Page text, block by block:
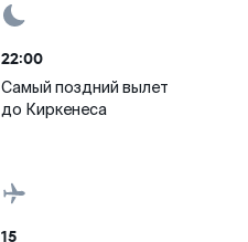
22:00
Самый поздний вылет
до Киркенеса
15